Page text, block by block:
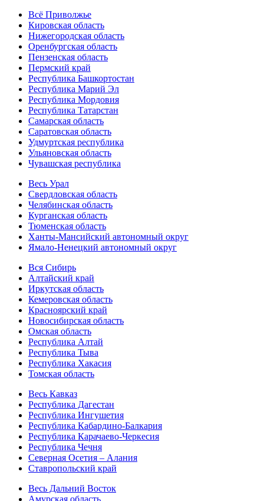
Всё Приволжье
Кировская область
Нижегородская область
Оренбургская область
Пензенская область
Пермский край
Республика Башкортостан
Республика Марий Эл
Республика Мордовия
Республика Татарстан
Самарская область
Саратовская область
Удмуртская республика
Ульяновская область
Чувашская республика
Весь Урал
Свердловская область
Челябинская область
Курганская область
Тюменская область
Ханты-Мансийский автономный округ
Ямало-Ненецкий автономный округ
Вся Сибирь
Алтайский край
Иркутская область
Кемеровская область
Красноярский край
Новосибирская область
Омская область
Республика Алтай
Республика Тыва
Республика Хакасия
Томская область
Весь Кавказ
Республика Дагестан
Республика Ингушетия
Республика Кабардино-Балкария
Республика Карачаево-Черкесия
Республика Чечня
Северная Осетия – Алания
Ставропольский край
Весь Дальний Восток
Амурская область